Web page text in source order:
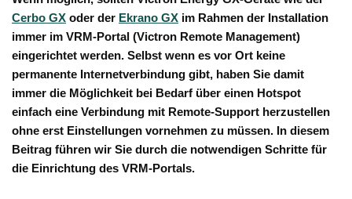
Cerbo GX oder der Ekrano GX im Rahmen der Installation
immer im VRM-Portal (Victron Remote Management)
eingerichtet werden. Selbst wenn es vor Ort keine
permanente Internetverbindung gibt, haben Sie damit
immer die Möglichkeit bei Bedarf über einen Hotspot
einfach eine Verbindung mit Remote-Support herzustellen
ohne erst Einstellungen vornehmen zu müssen. In diesem
Beitrag führen wir Sie durch die notwendigen Schritte für
die Einrichtung des VRM-Portals.